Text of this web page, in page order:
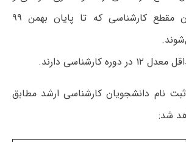
یا دانشجویان مقطع کارشناسی که تا پایان بهمن ۹۹
کارشناسی دارند.
نام دانشجویان کارشناسی ارشد مطابق
شد: